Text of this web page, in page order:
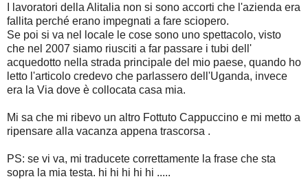
I lavoratori della Alitalia non si sono accorti che l'azienda era
fallita perché erano impegnati a fare sciopero.
Se poi si va nel locale le cose sono uno spettacolo, visto
che nel 2007 siamo riusciti a far passare i tubi dell'
acquedotto nella strada principale del mio paese, quando ho
letto l'articolo credevo che parlassero dell'Uganda, invece
era la Via dove è collocata casa mia.
Mi sa che mi ribevo un altro Fottuto Cappuccino e mi metto a
ripensare alla vacanza appena trascorsa .
PS: se vi va, mi traducete correttamente la frase che sta
sopra la mia testa. hi hi hi hi hi .....